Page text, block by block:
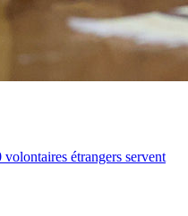
étrangers servent